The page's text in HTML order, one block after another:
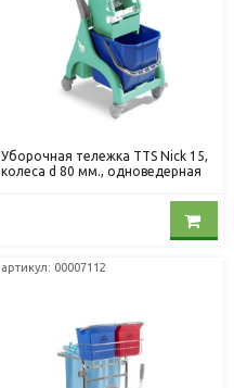
Уборочная тележка TTS Nick 15,
колеса d 80 мм., одноведерная
артикул: 00007112